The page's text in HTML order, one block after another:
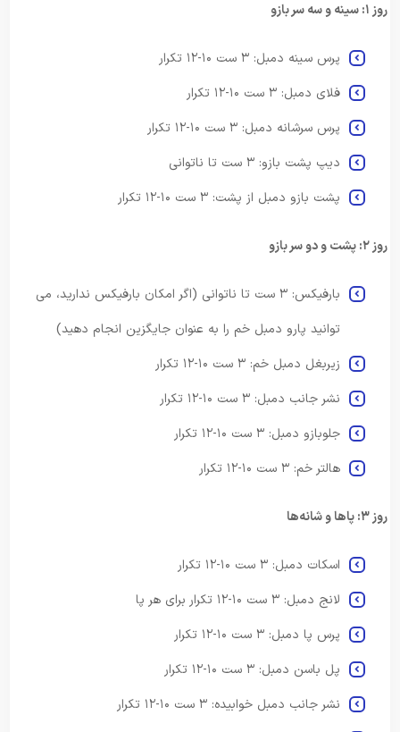
روز ۱: سینه و سه سر بازو
پرس سینه دمبل: ۳ ست ۱۰-۱۲ تکرار
فلای دمبل: ۳ ست ۱۰-۱۲ تکرار
پرس سرشانه دمبل: ۳ ست ۱۰-۱۲ تکرار
دیپ پشت بازو: ۳ ست تا ناتوانی
پشت بازو دمبل از پشت: ۳ ست ۱۰-۱۲ تکرار
روز ۲: پشت و دو سر بازو
بارفیکس: ۳ ست تا ناتوانی (اگر امکان بارفیکس ندارید، می
توانید پارو دمبل خم را به عنوان جایگزین انجام دهید)
زیربغل دمبل خم: ۳ ست ۱۰-۱۲ تکرار
نشر جانب دمبل: ۳ ست ۱۰-۱۲ تکرار
جلوبازو دمبل: ۳ ست ۱۰-۱۲ تکرار
هالتر خم: ۳ ست ۱۰-۱۲ تکرار
روز ۳: پاها و شانه‌ها
اسکات دمبل: ۳ ست ۱۰-۱۲ تکرار
لانج دمبل: ۳ ست ۱۰-۱۲ تکرار برای هر پا
پرس پا دمبل: ۳ ست ۱۰-۱۲ تکرار
پل باسن دمبل: ۳ ست ۱۰-۱۲ تکرار
نشر جانب دمبل خوابیده: ۳ ست ۱۰-۱۲ تکرار